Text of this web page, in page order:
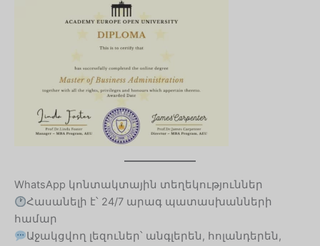
WhatsApp կոնտակտային տեղեկություններ
Հասանելի է՝ 24/7 արագ պատասխանների
համար
Աջակցվող լեզուներ՝ անգլերեն, հոլանդերեն,
Albanian
Ukrainian
Turkish